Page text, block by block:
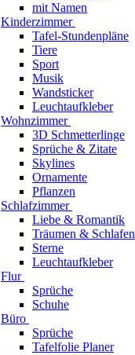
mit Namen
Kinderzimmer
Tafel-Stundenpläne
Tiere
Sport
Musik
Wandsticker
Leuchtaufkleber
Wohnzimmer
3D Schmetterlinge
Sprüche & Zitate
Skylines
Ornamente
Pflanzen
Schlafzimmer
Liebe & Romantik
Träumen & Schlafen
Sterne
Leuchtaufkleber
Flur
Sprüche
Schuhe
Büro
Sprüche
Tafelfolie Planer